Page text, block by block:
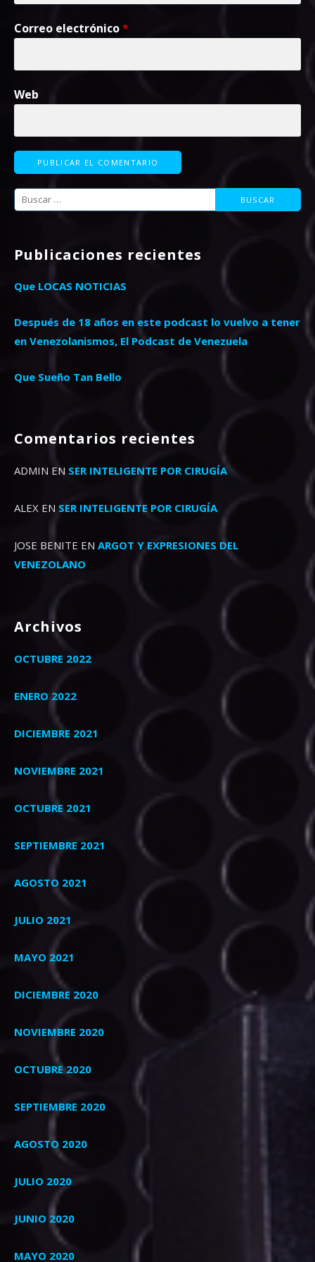
Correo electrónico*
Web
Buscar:
Publicaciones recientes
Que LOCAS NOTICIAS
Después de 18 años en este podcast lo vuelvo a tener
en Venezolanismos, El Podcast de Venezuela
Que Sueño Tan Bello
Comentarios recientes
ADMIN EN SER INTELIGENTE POR CIRUGÍA
ALEX EN SER INTELIGENTE POR CIRUGÍA
JOSE BENITE EN ARGOT Y EXPRESIONES DEL
VENEZOLANO
Archivos
OCTUBRE 2022
ENERO 2022
DICIEMBRE 2021
NOVIEMBRE 2021
OCTUBRE 2021
SEPTIEMBRE 2021
AGOSTO 2021
JULIO 2021
MAYO 2021
DICIEMBRE 2020
NOVIEMBRE 2020
OCTUBRE 2020
SEPTIEMBRE 2020
AGOSTO 2020
JULIO 2020
JUNIO 2020
MAYO 2020